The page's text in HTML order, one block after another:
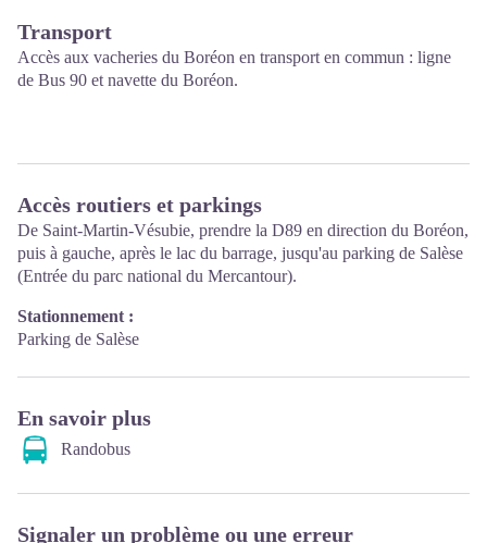
Transport
Accès aux vacheries du Boréon en transport en commun : ligne
de Bus 90 et navette du Boréon.
Accès routiers et parkings
De Saint-Martin-Vésubie, prendre la D89 en direction du Boréon,
puis à gauche, après le lac du barrage, jusqu'au parking de Salèse
(Entrée du parc national du Mercantour).
Stationnement :
Parking de Salèse
En savoir plus
Randobus
Signaler un problème ou une erreur